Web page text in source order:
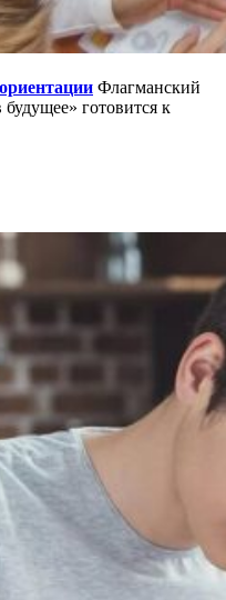
Флагманский
готовится к